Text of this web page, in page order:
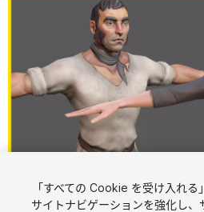
1 /5
「すべての Cookie を受け入れる
サイトナビゲーションを強化し